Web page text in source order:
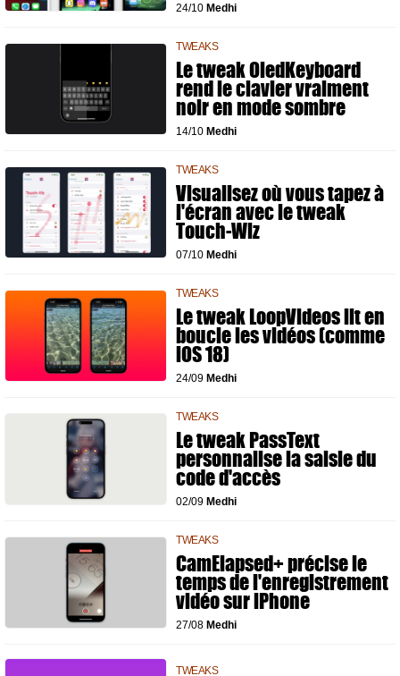
24/10 Medhi
TWEAKS
Le tweak OledKeyboard
rend le clavier vraiment
noir en mode sombre
14/10 Medhi
TWEAKS
Visualisez où vous tapez à
l'écran avec le tweak
Touch-Wiz
07/10 Medhi
TWEAKS
Le tweak LoopVideos lit en
boucle les vidéos (comme
iOS 18)
24/09 Medhi
TWEAKS
Le tweak PassText
personnalise la saisie du
code d'accès
02/09 Medhi
TWEAKS
CamElapsed+ précise le
temps de l'enregistrement
vidéo sur iPhone
27/08 Medhi
TWEAKS